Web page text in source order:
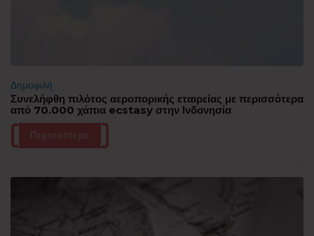
Δημοφιλή
Συνελήφθη πιλότος αεροπορικής εταιρείας με περισσότερα
από 70.000 χάπια ecstasy στην Ινδονησία
Περισσότερα